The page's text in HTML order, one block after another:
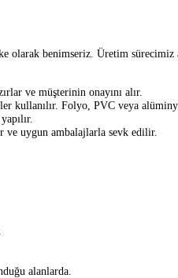
benimseriz. Üretim sürecimiz
ve müşterinin onayını alır.
kullanılır. Folyo, PVC veya
ve uygun ambalajlarla sevk edilir.
alanlarda.